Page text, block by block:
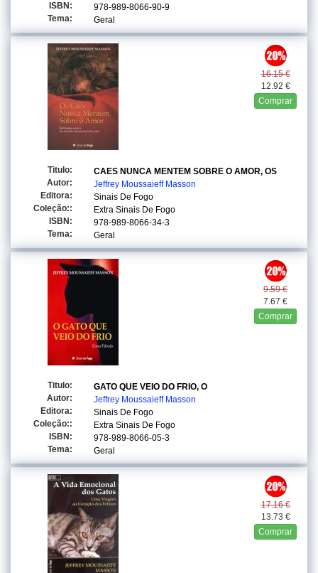
ISBN:
978-989-8066-90-9
Tema:
Geral
16.15 €
12.92 €
Comprar
Titulo:
CAES NUNCA MENTEM SOBRE O AMOR, OS
Autor:
Jeffrey Moussaieff Masson
Editora:
Sinais De Fogo
Coleção::
Extra Sinais De Fogo
ISBN:
978-989-8066-34-3
Tema:
Geral
9.59 €
7.67 €
Comprar
Titulo:
GATO QUE VEIO DO FRIO, O
Autor:
Jeffrey Moussaieff Masson
Editora:
Sinais De Fogo
Coleção::
Extra Sinais De Fogo
ISBN:
978-989-8066-05-3
Tema:
Geral
17.16 €
13.73 €
Comprar